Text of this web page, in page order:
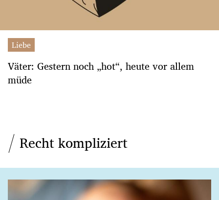
Liebe
Väter: Gestern noch „hot“, heute vor allem
müde
Recht kompliziert